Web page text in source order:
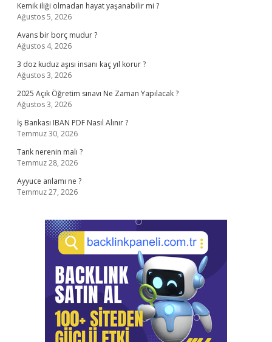
Kemik iliği olmadan hayat yaşanabilir mi ?
Ağustos 5, 2026
Avans bir borç mudur ?
Ağustos 4, 2026
3 doz kuduz aşısı insanı kaç yıl korur ?
Ağustos 3, 2026
2025 Açık Öğretim sınavı Ne Zaman Yapılacak ?
Ağustos 3, 2026
İş Bankası IBAN PDF Nasıl Alınır ?
Temmuz 30, 2026
Tank nerenin malı ?
Temmuz 28, 2026
Ayyuce anlamı ne ?
Temmuz 27, 2026